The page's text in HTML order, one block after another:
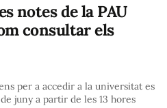
notes de la PAU
consultar els
per a accedir a la universitat es
juny a partir de les 13 hores